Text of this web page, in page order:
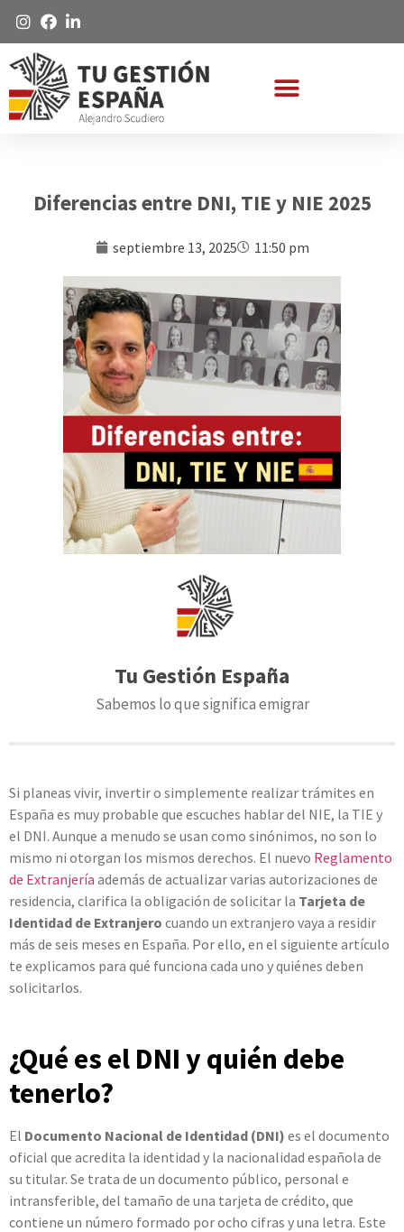
Diferencias entre DNI, TIE y NIE 2025
septiembre 13, 2025 11:50 pm
Tu Gestión España
Sabemos lo que significa emigrar
Si planeas vivir, invertir o simplemente realizar trámites en
España es muy probable que escuches hablar del NIE, la TIE y
el DNI. Aunque a menudo se usan como sinónimos, no son lo
mismo ni otorgan los mismos derechos. El nuevo Reglamento
de Extranjería además de actualizar varias autorizaciones de
residencia, clarifica la obligación de solicitar la Tarjeta de
Identidad de Extranjero cuando un extranjero vaya a residir
más de seis meses en España. Por ello, en el siguiente artículo
te explicamos para qué funciona cada uno y quiénes deben
solicitarlos.
¿Qué es el DNI y quién debe
tenerlo?
El Documento Nacional de Identidad (DNI) es el documento
oficial que acredita la identidad y la nacionalidad española de
su titular. Se trata de un documento público, personal e
intransferible, del tamaño de una tarjeta de crédito, que
contiene un número formado por ocho cifras y una letra. Este